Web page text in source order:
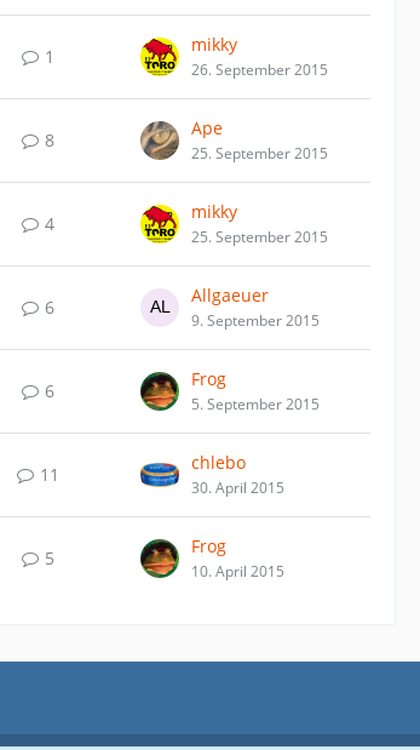
1
mikky
26. September 2015
8
Ape
25. September 2015
4
mikky
25. September 2015
6
Allgaeuer
9. September 2015
6
Frog
5. September 2015
11
chlebo
30. April 2015
5
Frog
10. April 2015